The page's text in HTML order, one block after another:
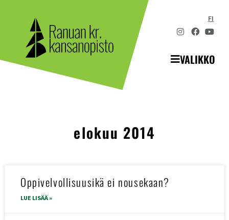
FI
VALIKKO
elokuu 2014
Oppivelvollisuusikä ei nousekaan?
LUE LISÄÄ »